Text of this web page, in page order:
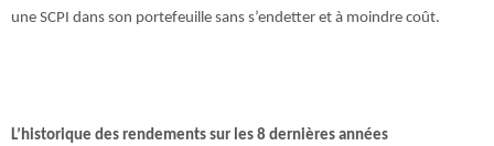
une SCPI dans son portefeuille sans s’endetter et à moindre coût.
L’historique des rendements sur les 8 dernières années